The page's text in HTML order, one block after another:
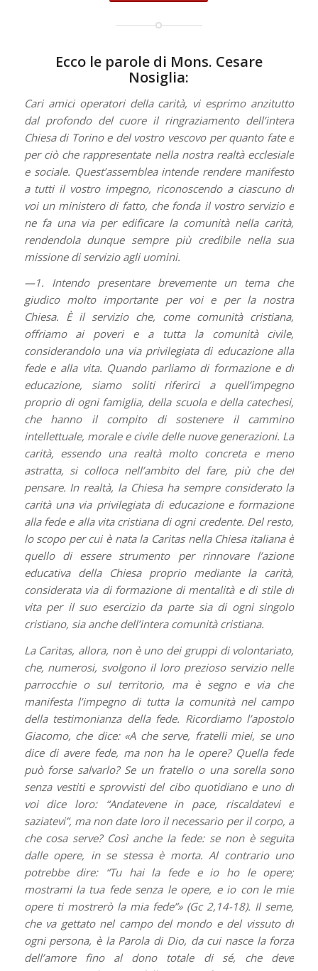
Ecco le parole di Mons. Cesare
Nosiglia:
Cari amici operatori della carità, vi esprimo anzitutto
dal profondo del cuore il ringraziamento dell’intera
Chiesa di Torino e del vostro vescovo per quanto fate e
per ciò che rappresentate nella nostra realtà ecclesiale
e sociale. Quest’assemblea intende rendere manifesto
a tutti il vostro impegno, riconoscendo a ciascuno di
voi un ministero di fatto, che fonda il vostro servizio e
ne fa una via per edificare la comunità nella carità,
rendendola dunque sempre più credibile nella sua
missione di servizio agli uomini.
—1. Intendo presentare brevemente un tema che
giudico molto importante per voi e per la nostra
Chiesa. È il servizio che, come comunità cristiana,
offriamo ai poveri e a tutta la comunità civile,
considerandolo una via privilegiata di educazione alla
fede e alla vita. Quando parliamo di formazione e di
educazione, siamo soliti riferirci a quell’impegno
proprio di ogni famiglia, della scuola e della catechesi,
che hanno il compito di sostenere il cammino
intellettuale, morale e civile delle nuove generazioni. La
carità, essendo una realtà molto concreta e meno
astratta, si colloca nell’ambito del fare, più che del
pensare. In realtà, la Chiesa ha sempre considerato la
carità una via privilegiata di educazione e formazione
alla fede e alla vita cristiana di ogni credente. Del resto,
lo scopo per cui è nata la Caritas nella Chiesa italiana è
quello di essere strumento per rinnovare l’azione
educativa della Chiesa proprio mediante la carità,
considerata via di formazione di mentalità e di stile di
vita per il suo esercizio da parte sia di ogni singolo
cristiano, sia anche dell’intera comunità cristiana.
La Caritas, allora, non è uno dei gruppi di volontariato,
che, numerosi, svolgono il loro prezioso servizio nelle
parrocchie o sul territorio, ma è segno e via che
manifesta l’impegno di tutta la comunità nel campo
della testimonianza della fede. Ricordiamo l’apostolo
Giacomo, che dice: «A che serve, fratelli miei, se uno
dice di avere fede, ma non ha le opere? Quella fede
può forse salvarlo? Se un fratello o una sorella sono
senza vestiti e sprovvisti del cibo quotidiano e uno di
voi dice loro: “Andatevene in pace, riscaldatevi e
saziatevi”, ma non date loro il necessario per il corpo, a
che cosa serve? Così anche la fede: se non è seguita
dalle opere, in se stessa è morta. Al contrario uno
potrebbe dire: “Tu hai la fede e io ho le opere;
mostrami la tua fede senza le opere, e io con le mie
opere ti mostrerò la mia fede”» (Gc 2,14-18). Il seme,
che va gettato nel campo del mondo e del vissuto di
ogni persona, è la Parola di Dio, da cui nasce la forza
dell’amore fino al dono totale di sé, che deve